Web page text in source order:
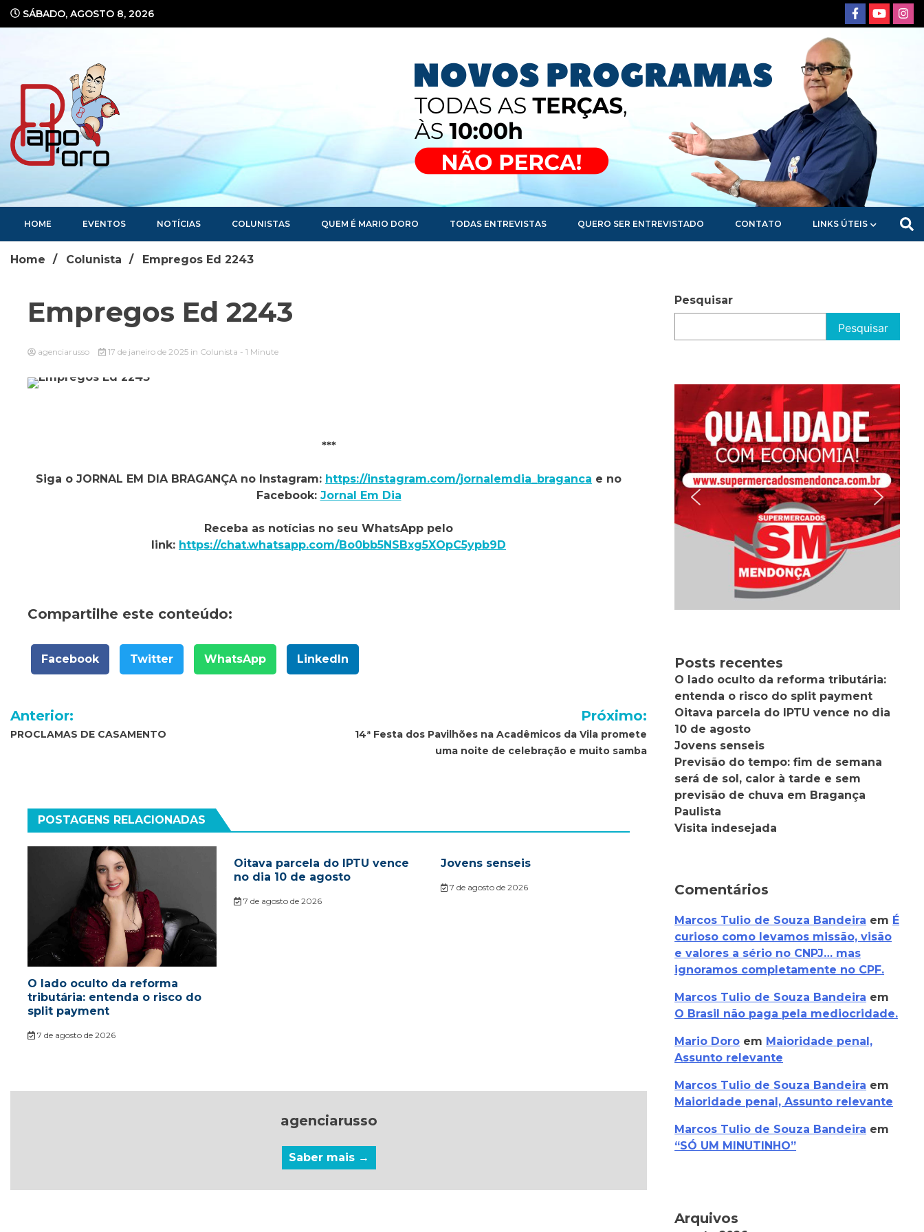
SÁBADO, AGOSTO 8, 2026
Portal de Notícias
HOME EVENTOS NOTÍCIAS COLUNISTAS QUEM É MARIO DORO TODAS ENTREVISTAS QUERO SER ENTREVISTADO CONTATO LINKS ÚTEIS
Home Colunista Empregos Ed 2243
Empregos Ed 2243
agenciarusso 17 de janeiro de 2025 in Colunista - 1 Minute
***
Siga oJORNAL EM DIA BRAGANÇAno Instagram: https://instagram.com/jornalemdia_braganca e no
Facebook: Jornal Em Dia
Receba as notícias no seu WhatsApp pelo
link: https://chat.whatsapp.com/Bo0bb5NSBxg5XOpC5ypb9D
Compartilhe este conteúdo:
Facebook Twitter WhatsApp LinkedIn
Navegação
de
Anterior:
PROCLAMAS DE CASAMENTO
Próximo:
14ª Festa dos Pavilhões na Acadêmicos da Vila promete
uma noite de celebração e muito samba
POSTAGENS RELACIONADAS
O lado oculto da reforma
tributária: entenda o risco do
split payment
7 de agosto de 2026
Oitava parcela do IPTU vence
no dia 10 de agosto
7 de agosto de 2026
Jovens senseis
7 de agosto de 2026
agenciarusso
Saber mais →
Pesquisar
Pesquisar
Posts recentes
O lado oculto da reforma tributária:
entenda o risco do split payment
Oitava parcela do IPTU vence no dia
10 de agosto
Jovens senseis
Previsão do tempo: fim de semana
será de sol, calor à tarde e sem
previsão de chuva em Bragança
Paulista
Visita indesejada
Comentários
Marcos Tulio de Souza Bandeira em É
curioso como levamos missão, visão
e valores a sério no CNPJ… mas
ignoramos completamente no CPF.
Marcos Tulio de Souza Bandeira em
O Brasil não paga pela mediocridade.
Mario Doro em Maioridade penal,
Assunto relevante
Marcos Tulio de Souza Bandeira em
Maioridade penal, Assunto relevante
Marcos Tulio de Souza Bandeira em
“SÓ UM MINUTINHO”
Arquivos